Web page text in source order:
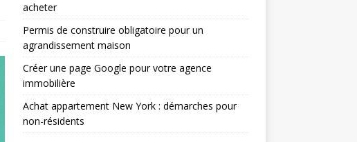
acheter
Permis de construire obligatoire pour un
agrandissement maison
Créer une page Google pour votre agence
immobilière
Achat appartement New York : démarches pour
non-résidents